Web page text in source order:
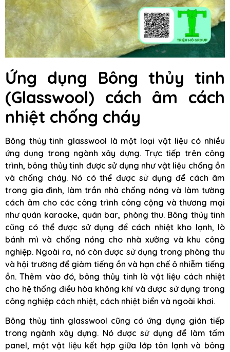
Ứng dụng Bông thủy tinh
(Glasswool) cách âm cách
nhiệt chống cháy
Bông thủy tinh glasswool là một loại vật liệu có nhiều
ứng dụng trong ngành xây dựng. Trực tiếp trên công
trình, bông thủy tinh được sử dụng như vật liệu chống ồn
và chống cháy. Nó có thể được sử dụng để cách âm
trong gia đình, làm trần nhà chống nóng và làm tường
cách âm cho các công trình công cộng và thương mại
như quán karaoke, quán bar, phòng thu. Bông thủy tinh
cũng có thể được sử dụng để cách nhiệt kho lạnh, lò
bánh mì và chống nóng cho nhà xưởng và khu công
nghiệp. Ngoài ra, nó còn được sử dụng trong phòng thu
và hội trường để giảm tiếng ồn và hạn chế ô nhiễm tiếng
ồn. Thêm vào đó, bông thủy tinh là vật liệu cách nhiệt
cho hệ thống điều hòa không khí và được sử dụng trong
công nghiệp cách nhiệt, cách nhiệt biển và ngoài khơi.
Bông thủy tinh glasswool cũng có ứng dụng gián tiếp
trong ngành xây dựng. Nó được sử dụng để làm tấm
panel, một vật liệu kết hợp giữa lớp tôn lạnh và bông